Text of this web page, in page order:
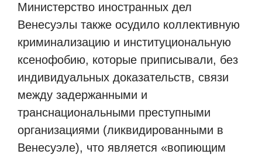
Министерство иностранных дел
Венесуэлы также осудило коллективную
криминализацию и институциональную
ксенофобию, которые приписывали, без
индивидуальных доказательств, связи
между задержанными и
транснациональными преступными
организациями (ликвидированными в
Венесуэле), что является «вопиющим